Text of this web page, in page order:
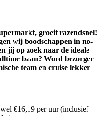
groeit razendsnel!
wij boodschappen in no-
jij op zoek naar de ideale
baan? Word bezorger
team en cruise lekker
€16,19 per uur (inclusief